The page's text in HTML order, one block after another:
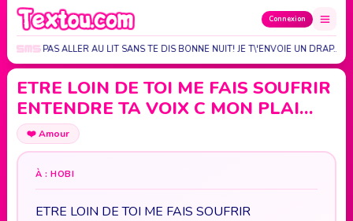
Connexion
PAS ALLER AU LIT SANS TE DIS BONNE NUIT! JE T\'ENVOIE UN DRAP…
ETRE LOIN DE TOI ME FAIS SOUFRIR
ENTENDRE TA VOIX C MON PLAI…
❤️Amour
À : HOBI
ETRE LOIN DE TOI ME FAIS SOUFRIR